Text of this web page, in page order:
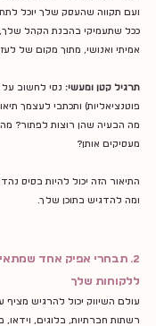
ועם תקווה שהעסק שלך יוכל
ככל שתעמיקי בהבנת הקהל שלך,
אמיתי ואנושי, מתוך מקום של
תרגיל קטן ומעשי:
פוטנציאליות) ותכתבי לעצמך
מה הבעיה שהן רוצות לפתור? מה
מעסיקים אותן?
התיאור הזה יכול להיות בסיס
ומה להדגיש בתוכן שלך.
2. תבחרי אפיק אחד
ללקוחות שלך
עולם השיווק יכול להרגיש מציף
רשתות חברתיות, בלוגים, וידאו,